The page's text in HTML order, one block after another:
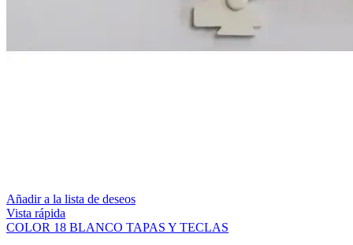
Añadir a la lista de deseos
Vista rápida
COLOR 18 BLANCO TAPAS Y TECLAS